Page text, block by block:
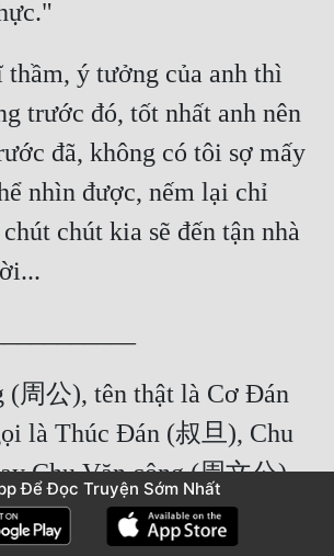
thầm, ý tưởng của anh thì
trước đó, tốt nhất anh nên
đã, không có tôi sợ mấy
nhìn được, nếm lại chỉ
chút kia sẽ đến tận nhà
(周公), tên thật là Cơ Đán
là Thúc Đán (叔旦), Chu
Chu Văn công (周文公),
quốc nhà Chu trong lịch
Để Đọc Truyện Sớm Nhất